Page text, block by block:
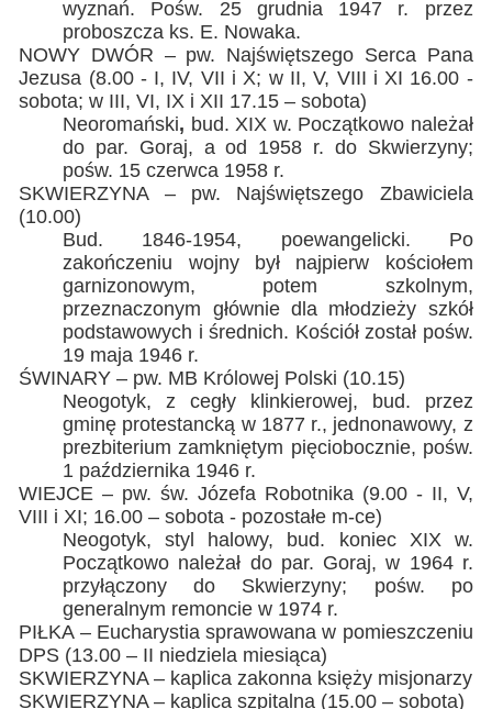
wyznań. Pośw. 25 grudnia 1947 r. przez
proboszcza ks. E. Nowaka.
NOWY DWÓR – pw. Najświętszego Serca Pana
Jezusa (8.00 - I, IV, VII i X; w II, V, VIII i XI 16.00 -
sobota; w III, VI, IX i XII 17.15 – sobota)
Neoromański, bud. XIX w. Początkowo należał
do par. Goraj, a od 1958 r. do Skwierzyny;
pośw. 15 czerwca 1958 r.
SKWIERZYNA – pw. Najświętszego Zbawiciela
(10.00)
Bud. 1846-1954, poewangelicki. Po
zakończeniu wojny był najpierw kościołem
garnizonowym, potem szkolnym,
przeznaczonym głównie dla młodzieży szkół
podstawowych i średnich. Kościół został pośw.
19 maja 1946 r.
ŚWINARY – pw. MB Królowej Polski (10.15)
Neogotyk, z cegły klinkierowej, bud. przez
gminę protestancką w 1877 r., jednonawowy, z
prezbiterium zamkniętym pięciobocznie, pośw.
1 października 1946 r.
WIEJCE – pw. św. Józefa Robotnika (9.00 - II, V,
VIII i XI; 16.00 – sobota - pozostałe m-ce)
Neogotyk, styl halowy, bud. koniec XIX w.
Początkowo należał do par. Goraj, w 1964 r.
przyłączony do Skwierzyny; pośw. po
generalnym remoncie w 1974 r.
PIŁKA – Eucharystia sprawowana w pomieszczeniu
DPS (13.00 – II niedziela miesiąca)
SKWIERZYNA – kaplica zakonna księży misjonarzy
SKWIERZYNA – kaplica szpitalna (15.00 – sobota)